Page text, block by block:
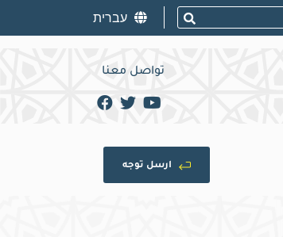
עברית
تواصل معنا
ارسل توجه